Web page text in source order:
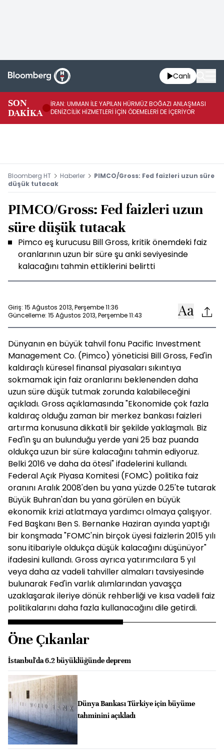
Canlı
SON
DAKİKA
İRAN: UMMAN İLE YAPILAN HÜRMÜZ BOĞAZI ANLAŞMASI
DENİZCİLİK HİZMETLERİ İÇİN ÖDEMELERİ DE İÇERİYOR
Bloomberg HT Haberler
PIMCO/Gross: Fed faizleri uzun süre
düşük tutacak
PIMCO/Gross: Fed faizleri uzun
süre düşük tutacak
Pimco eş kurucusu Bill Gross, kritik önemdeki faiz
oranlarının uzun bir süre şu anki seviyesinde
kalacağını tahmin ettiklerini belirtti
Giriş: 15 Ağustos 2013, Perşembe 11:36
Güncelleme: 15 Ağustos 2013, Perşembe 11:43
Dünyanın en büyük tahvil fonu Pacific Investment
Management Co. (Pimco) yöneticisi Bill Gross, Fed'in
kaldıraçlı küresel finansal piyasaları sıkıntıya
sokmamak için faiz oranlarını beklenenden daha
uzun süre düşük tutmak zorunda kalabileceğini
açıkladı. Gross açıklamasında "Ekonomide çok fazla
kaldıraç olduğu zaman bir merkez bankası faizleri
artırma konusuna dikkatli bir şekilde yaklaşmalı. Biz
Fed'in şu an bulunduğu yerde yani 25 baz puanda
oldukça uzun bir süre kalacağını tahmin ediyoruz.
Belki 2016 ve daha da ötesi" ifadelerini kullandı.
Federal Açık Piyasa Komitesi (FOMC) politika faiz
oranını Aralık 2008'den bu yana yüzde 0.25'te tutarak
Büyük Buhran'dan bu yana görülen en büyük
ekonomik krizi atlatmaya yardımcı olmaya çalışıyor.
Fed Başkanı Ben S. Bernanke Haziran ayında yaptığı
bir konşmada "FOMC'nin birçok üyesi faizlerin 2015 yılı
sonu itibariyle oldukça düşük kalacağını düşünüyor"
ifadesini kullandı. Gross ayrıca yatırımcılara 5 yıl
veya daha az vadeli tahviller almaları tavsiyesinde
bulunarak Fed'in varlık alımlarından yavaşça
uzaklaşarak ileriye dönük rehberliği ve kısa vadeli faiz
politikalarını daha fazla kullanacağını dile getirdi.
Öne Çıkanlar
İstanbul'da 6.2 büyüklüğünde deprem
Dünya Bankası Türkiye için büyüme
tahminini açıkladı